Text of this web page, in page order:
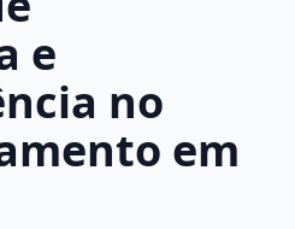
e
no
em